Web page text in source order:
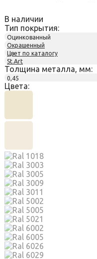
В наличии
Тип покрытия:
Оцинкованный
Окрашенный
Цвет по каталогу
St.Art
Толщина металла, мм:
0,45
Цвета: